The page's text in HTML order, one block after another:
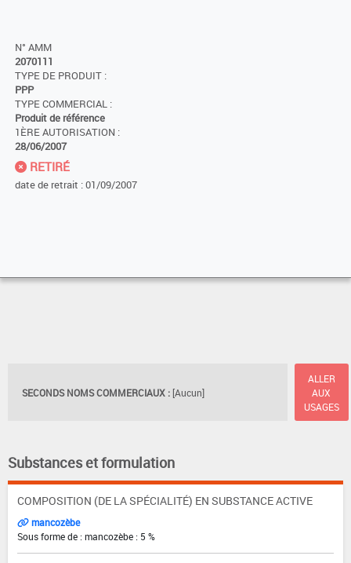
N° AMM
2070111
TYPE DE PRODUIT :
PPP
TYPE COMMERCIAL :
Produit de référence
1ÈRE AUTORISATION :
28/06/2007
RETIRÉ
date de retrait : 01/09/2007
SECONDS NOMS COMMERCIAUX : [Aucun]
ALLER
AUX
USAGES
Substances et formulation
COMPOSITION (DE LA SPÉCIALITÉ) EN SUBSTANCE ACTIVE
mancozèbe
Sous forme de : mancozèbe : 5 %